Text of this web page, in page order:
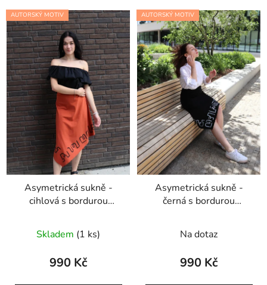
V
ý
p
i
s
p
r
o
d
u
k
t
AUTORSKÝ MOTIV
Asymetrická sukně -
cihlová s bordurou
Skladem (1 ks)
990 Kč
AUTORSKÝ MOTIV
Asymetrická sukně -
černá s bordurou
Na dotaz
990 Kč